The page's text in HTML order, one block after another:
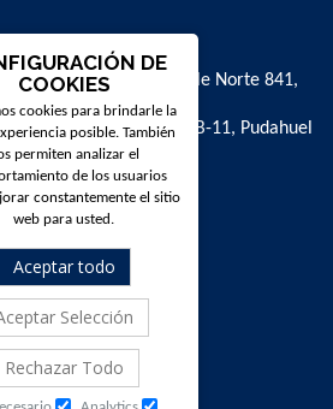
Avenida Valle Norte 841,
Farfana 500, bodega B-11, Pudahuel
16:00 hrs
DE
COOKIES
cookies para brindarle la
posible. También
permiten analizar el
de los usuarios
constantemente el sitio
web para usted.
Aceptar todo
Selección
Rechazar Todo